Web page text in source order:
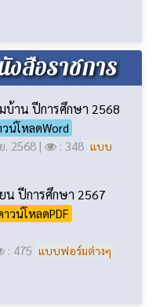
งสือราชการ
บ้าน ปีการศึกษา 2568
วน์โหลดWord
. 2568 |
: 348 แบบ
น ปีการศึกษา 2567
าวน์โหลดPDF
: 475 แบบฟอร์มต่างๆ